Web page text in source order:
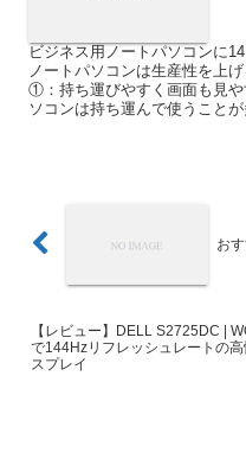
ビジネス用ノートパソコンに
ノートパソコンは生産性を上
①：持ち運びやすく画面も見
ソコンは持ち運んで使うこと
お
【レビュー】DELL S2725DC |
で144Hzリフレッシュレートの高
スプレイ